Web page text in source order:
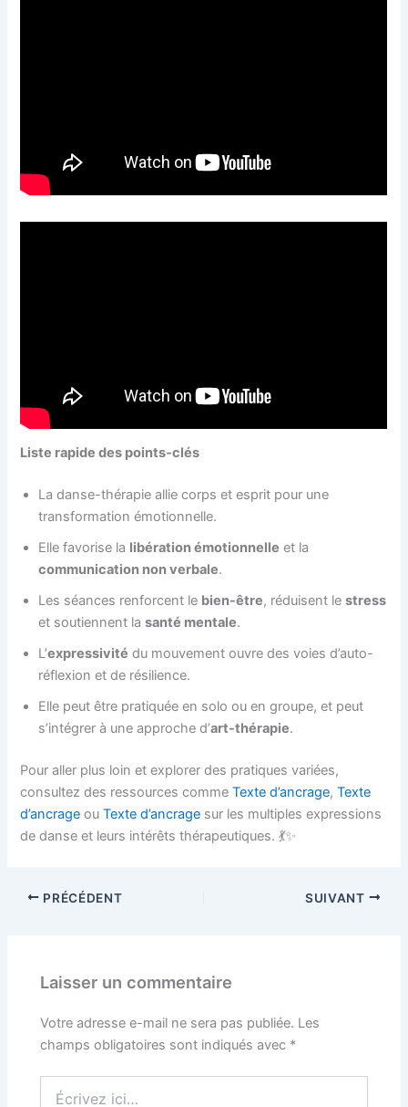
Liste rapide des points-clés
La danse-thérapie allie corps et esprit pour une
transformation émotionnelle.
Elle favorise la libération émotionnelle et la
communication non verbale.
Les séances renforcent le bien-être, réduisent lestress
et soutiennent lasanté mentale.
L’expressivité du mouvement ouvre des voies d’auto-
réflexion et de résilience.
Elle peut être pratiquée en solo ou en groupe, et peut
s’intégrer à une approche d’art-thérapie.
Pour aller plus loin et explorer des pratiques variées,
consultez des ressources commeTexte d’ancrage,Texte
d’ancrage ouTexte d’ancrage sur les multiples expressions
de danse et leurs intérêts thérapeutiques. 💃✨
PRÉCÉDENT SUIVANT
Laisser un commentaire
Votre adresse e-mail ne sera pas publiée. Les
champs obligatoires sont indiqués avec *
ici…